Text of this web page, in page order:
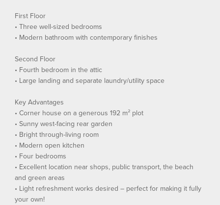
First Floor
• Three well-sized bedrooms
• Modern bathroom with contemporary finishes
Second Floor
• Fourth bedroom in the attic
• Large landing and separate laundry/utility space
Key Advantages
• Corner house on a generous 192 m² plot
• Sunny west-facing rear garden
• Bright through-living room
• Modern open kitchen
• Four bedrooms
• Excellent location near shops, public transport, the beach
and green areas
• Light refreshment works desired – perfect for making it fully
your own!